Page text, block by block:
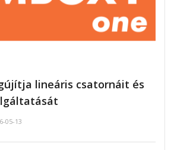
lineáris csatornáit és
05-13